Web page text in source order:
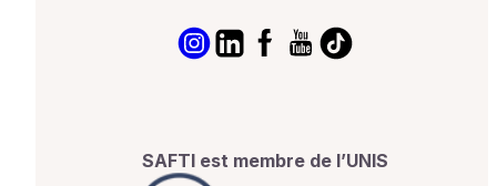
SAFTI est membre de l’UNIS